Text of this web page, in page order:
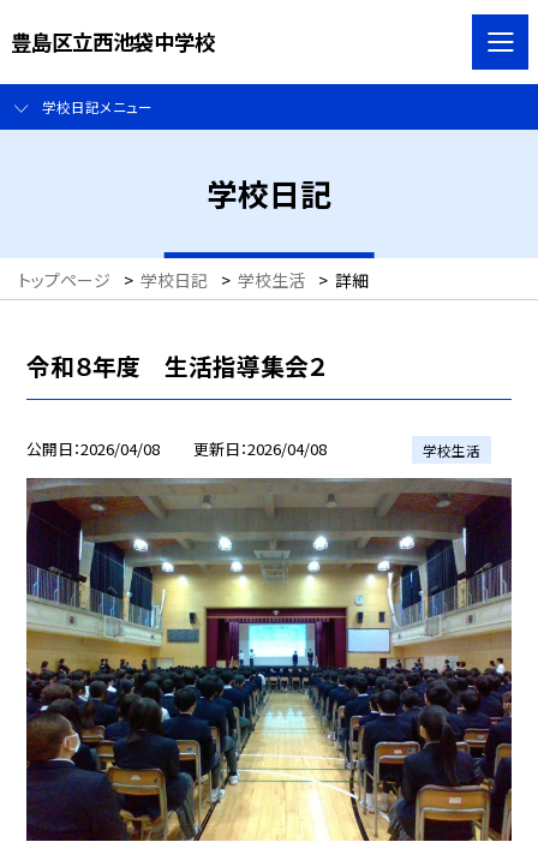
豊島区立西池袋中学校
学校日記メニュー
学校日記
トップページ > 学校日記 > 学校生活 > 詳細
令和８年度 生活指導集会２
公開日 2026/04/08 更新日 2026/04/08 学校生活